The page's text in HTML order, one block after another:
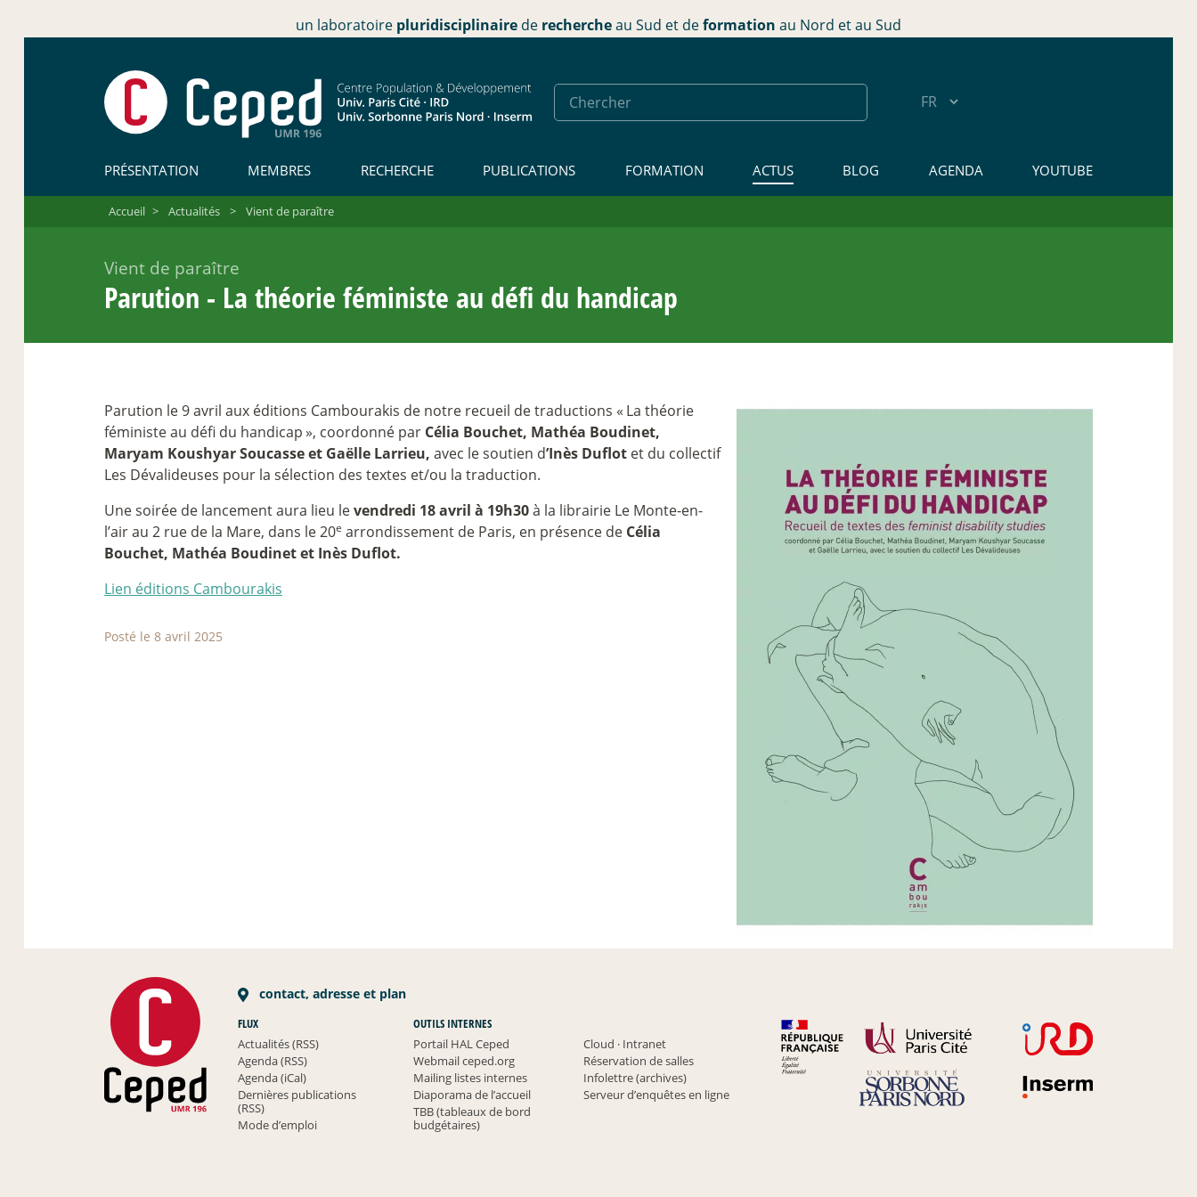
un laboratoire pluridisciplinaire de rechercheau Sud et deformation au Nord et au Sud
PRÉSENTATION MEMBRES RECHERCHE PUBLICATIONS FORMATION ACTUS BLOG AGENDA YOUTUBE
Accueil > Actualités > Vient de paraître
Vient de paraître
Parution - La théorie féministe au défi du handicap
Parution le 9 avril aux éditions Cambourakis de notre recueil de traductions « La théorie
féministe au défi du handicap», coordonné par Célia Bouchet, Mathéa Boudinet,
Maryam Koushyar Soucasse et Gaëlle Larrieu, avec le soutien d’Inès Duflot et du collectif
Les Dévalideuses pour la sélection des textes et/ou la traduction.
Une soirée de lancement aura lieu levendredi 18 avril à 19h30à la librairie Le Monte-en-
l’air au 2 rue de la Mare, dans le 20e arrondissement de Paris, en présence de Célia
Bouchet, Mathéa Boudinet et Inès Duflot.
Lien éditions Cambourakis
Posté le 8 avril 2025
contact, adresse et plan
FLUX
Actualités (RSS)
Agenda (RSS)
Agenda (iCal)
Dernières publications
(RSS)
Mode d’emploi
OUTILS INTERNES
Portail HAL Ceped
Cloud · Intranet
Webmail ceped.org
Réservation de salles
Mailing listes internes
Infolettre (archives)
Diaporama de l’accueil
Serveur d’enquêtes en ligne
TBB (tableaux de bord
budgétaires)